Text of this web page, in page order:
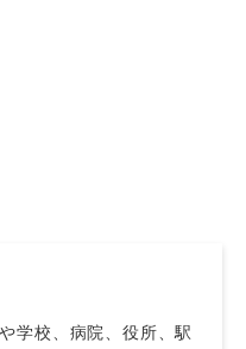
学校、病院、役所、駅